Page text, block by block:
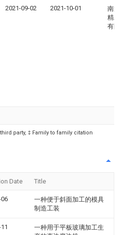
2021-09-02 2021-10-01
南通
精工
有限
party, ‡ Family to family citation
Date Title
一种便于斜面加工的模具
制造工装
一种用于平板玻璃加工生